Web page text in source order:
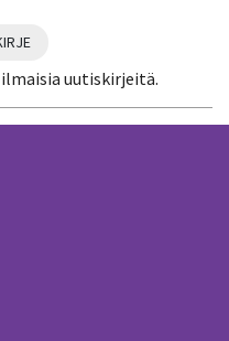
uutiskirjeitä.